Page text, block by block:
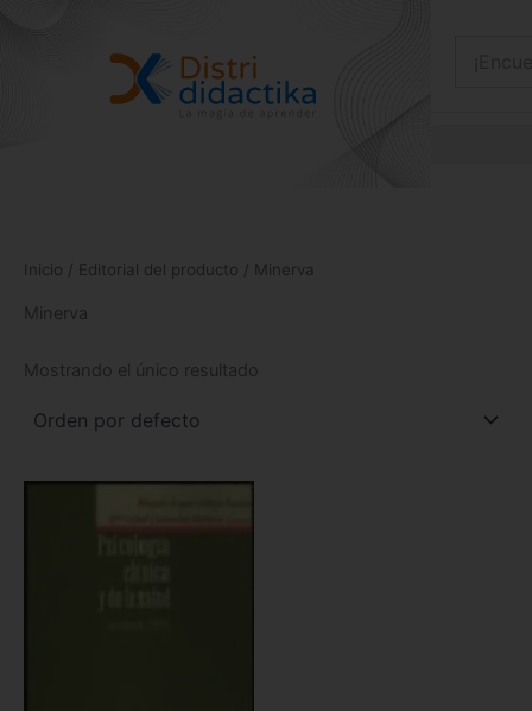
Inicio / Editorial del producto / Minerva
Minerva
Mostrando el único resultado